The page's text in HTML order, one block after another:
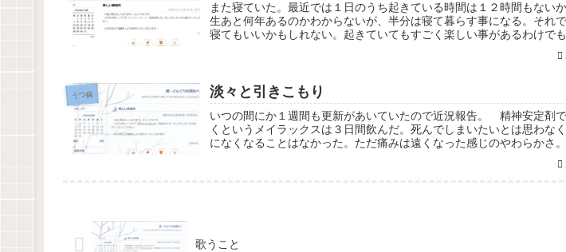
また寝ていた。最近では１日のうち起きている時間は１２時間もない
生あと何年あるのかわからないが、半分は寝て暮らす事になる。それ
寝てもいいかもしれない。起きていてもすごく楽しい事があるわけでも
うつ病 淡々と引きこもり
いつの間にか１週間も更新があいていたので近況報告。 精神安定剤
くというメイラックスは３日間飲んだ。死んでしまいたいとは思わな
になくなることはなかった。ただ痛みは遠くなった感じのやわらかさ
歌うこと